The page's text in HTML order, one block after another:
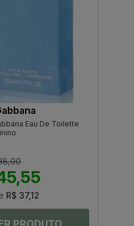
Eau De Toilette
R$ 37,12